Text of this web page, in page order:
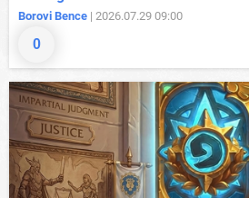
0
Borovi Bence | 2026.07.29 09:00